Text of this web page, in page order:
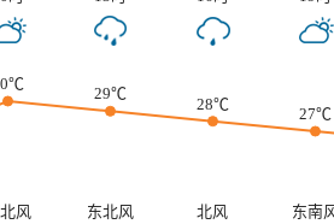
29℃
28℃
27℃
风 东北风 北风
东南